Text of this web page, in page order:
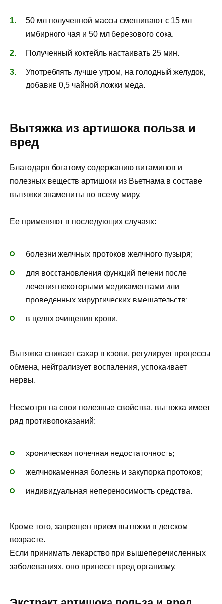
50 мл полученной массы смешивают с 15 мл
имбирного чая и 50 мл березового сока.
Полученный коктейль настаивать 25 мин.
Употреблять лучше утром, на голодный желудок,
добавив 0,5 чайной ложки меда.
Вытяжка из артишока польза и
вред
Благодаря богатому содержанию витаминов и
полезных веществ артишоки из Вьетнама в составе
вытяжки знамениты по всему миру.
Ее применяют в последующих случаях:
болезни желчных протоков желчного пузыря;
для восстановления функций печени после
лечения некоторыми медикаментами или
проведенных хирургических вмешательств;
в целях очищения крови.
Вытяжка снижает сахар в крови, регулирует процессы
обмена, нейтрализует воспаления, успокаивает
нервы.
Несмотря на свои полезные свойства, вытяжка имеет
ряд противопоказаний:
хроническая почечная недостаточность;
желчнокаменная болезнь и закупорка протоков;
индивидуальная непереносимость средства.
Кроме того, запрещен прием вытяжки в детском
возрасте.
Если принимать лекарство при вышеперечисленных
заболеваниях, оно принесет вред организму.